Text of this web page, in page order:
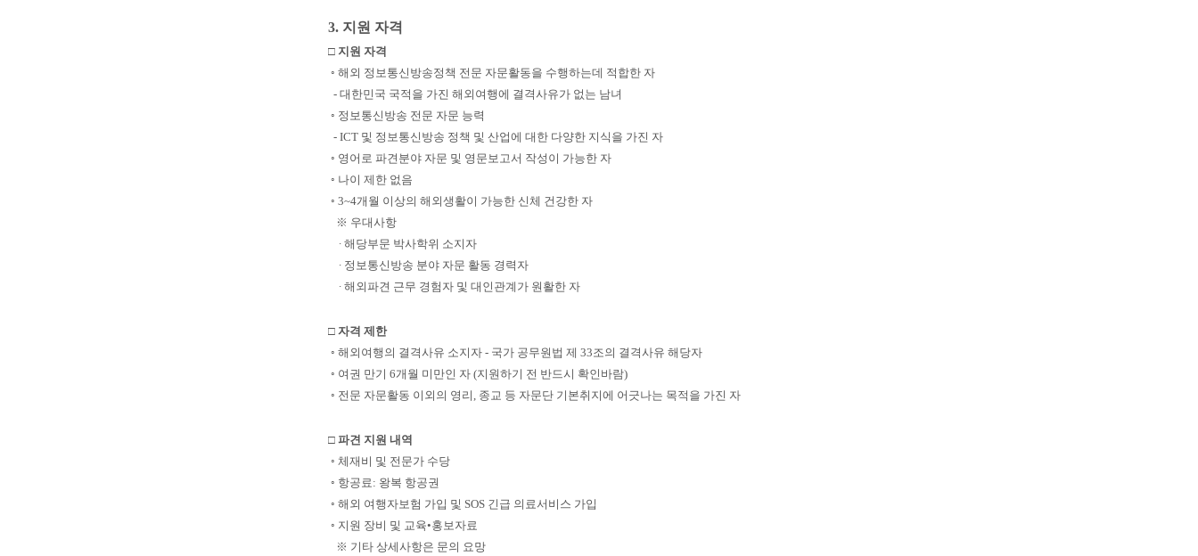
3. 지원 자격
□ 지원 자격
◦ 해외 정보통신방송정책 전문 자문활동을 수행하는데 적합한 자
- 대한민국 국적을 가진 해외여행에 결격사유가 없는 남녀
◦ 정보통신방송 전문 자문 능력
- ICT 및 정보통신방송 정책 및 산업에 대한 다양한 지식을 가진 자
◦ 영어로 파견분야 자문 및 영문보고서 작성이 가능한 자
◦ 나이 제한 없음
◦ 3~4개월 이상의 해외생활이 가능한 신체 건강한 자
※ 우대사항
∙ 해당부문 박사학위 소지자
∙ 정보통신방송 분야 자문 활동 경력자
∙ 해외파견 근무 경험자 및 대인관계가 원활한 자
□ 자격 제한
◦ 해외여행의 결격사유 소지자 - 국가 공무원법 제 33조의 결격사유 해당자
◦ 여권 만기 6개월 미만인 자 (지원하기 전 반드시 확인바람)
◦ 전문 자문활동 이외의 영리, 종교 등 자문단 기본취지에 어긋나는 목적을 가진 자
□ 파견 지원 내역
◦ 체재비 및 전문가 수당
◦ 항공료: 왕복 항공권
◦ 해외 여행자보험 가입 및 SOS 긴급 의료서비스 가입
◦ 지원 장비 및 교육•홍보자료
※ 기타 상세사항은 문의 요망